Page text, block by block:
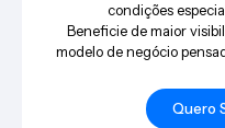
condições
Beneficie de maior
modelo de negócio
Quero